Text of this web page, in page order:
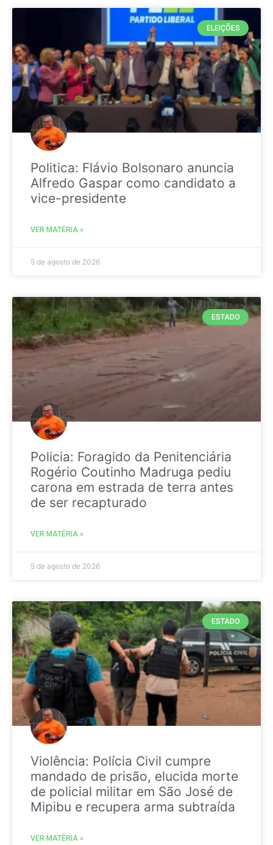
ELEIÇÕES
Politica: Flávio Bolsonaro anuncia
Alfredo Gaspar como candidato a
vice-presidente
VER MATÉRIA »
5 de agosto de 2026
ESTADO
Policia: Foragido da Penitenciária
Rogério Coutinho Madruga pediu
carona em estrada de terra antes
de ser recapturado
VER MATÉRIA »
5 de agosto de 2026
ESTADO
Violência: Polícia Civil cumpre
mandado de prisão, elucida morte
de policial militar em São José de
Mipibu e recupera arma subtraída
VER MATÉRIA »